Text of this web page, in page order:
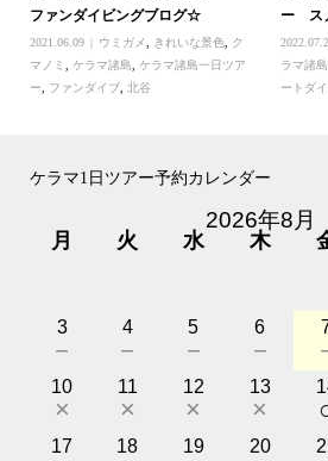
ファンダイビングブログ☆
2021.06.09 ウミガメ きれいな景色
ク
マノミ
ケラマ諸島
ケラマ諸島一日ツア
ー
ファンダイブ, 北谷
ー ス
ラマ諸
ートダ
ケラマ1日ツアー予約カレンダー
2026年8月
月 火 水 木
3
－
4
－
5
－
6
－
10
×
11
×
12
×
13
×
17 18 19 20